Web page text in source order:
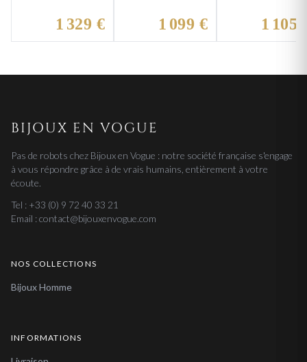
1 329 € 1 099 € 1 105
BIJOUX EN VOGUE
Pas de robots chez Bijoux en Vogue : notre société française s'engage
à vous répondre grâce à de vrais humains, entièrement à votre
écoute.
Tel : +33 (0) 9 72 40 33 21
Email : contact@bijouxenvogue.com
NOS COLLECTIONS
Bijoux Homme
INFORMATIONS